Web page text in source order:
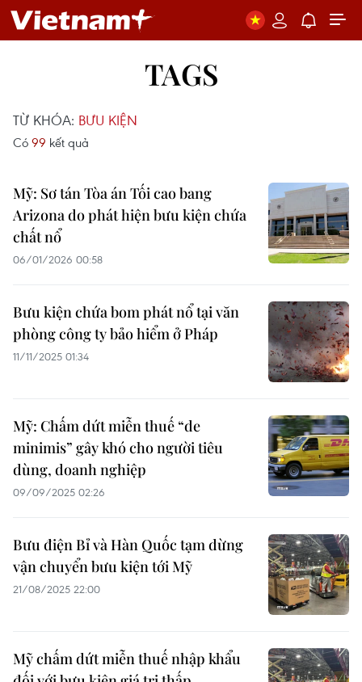
TAGS
TỪ KHÓA: BƯU KIỆN
Có 99 kết quả
Mỹ: Sơ tán Tòa án Tối cao bang
Arizona do phát hiện bưu kiện chứa
chất nổ
06/01/2026 00:58
Bưu kiện chứa bom phát nổ tại văn
phòng công ty bảo hiểm ở Pháp
11/11/2025 01:34
Mỹ: Chấm dứt miễn thuế “de
minimis” gây khó cho người tiêu
dùng, doanh nghiệp
09/09/2025 02:26
Bưu điện Bỉ và Hàn Quốc tạm dừng
vận chuyển bưu kiện tới Mỹ
21/08/2025 22:00
Mỹ chấm dứt miễn thuế nhập khẩu